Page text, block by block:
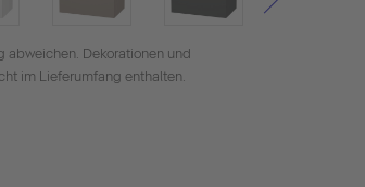
abweichen. Dekorationen und
im Lieferumfang enthalten.